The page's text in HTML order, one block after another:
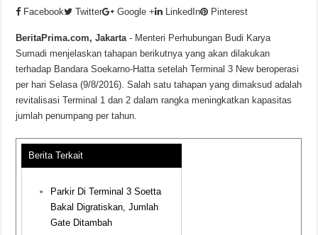
Facebook Twitter Google + LinkedIn Pinterest
BeritaPrima.com, Jakarta - Menteri Perhubungan Budi Karya
Sumadi menjelaskan tahapan berikutnya yang akan dilakukan
terhadap Bandara Soekarno-Hatta setelah Terminal 3 New beroperasi
per hari Selasa (9/8/2016). Salah satu tahapan yang dimaksud adalah
revitalisasi Terminal 1 dan 2 dalam rangka meningkatkan kapasitas
jumlah penumpang per tahun.
Berita Terkait
Parkir Di Terminal 3 Soetta
Bakal Digratiskan, Jumlah
Gate Ditambah